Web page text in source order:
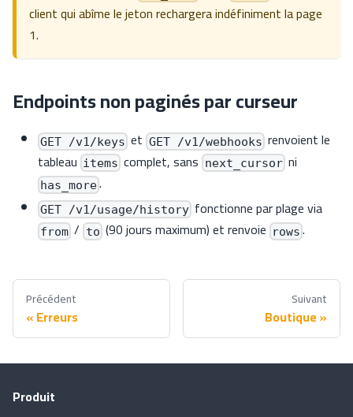
client qui abîme le jeton rechargera indéfiniment la page
1.
Endpoints non paginés par curseur
GET /v1/keys et GET /v1/webhooks renvoient le
tableau items complet, sans next_cursorni
has_more.
GET /v1/usage/history fonctionne par plage via
from / to (90 jours maximum) et renvoie rows .
Précédent
Erreurs
Suivant
Boutique
Produit